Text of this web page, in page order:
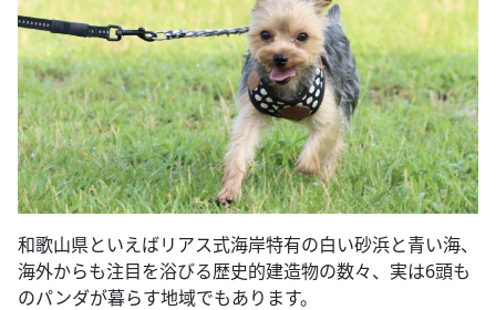
和歌山県といえばリアス式海岸特有の白い砂浜と青い海、
海外からも注目を浴びる歴史的建造物の数々、実は6頭も
のパンダが暮らす地域でもあります。